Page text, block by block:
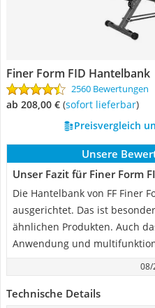
Finer Form FID Hantelbank
2560 Bewertungen
ab 208,00 € ( Sofort lieferbar)
Preisvergleich
Unsere
Unser Fazit für Finer Form
Die Hantelbank von FF Finer
ausgerichtet. Das ist
ähnlichen Produkten. Auch
Anwendung und
08/
Technische Details